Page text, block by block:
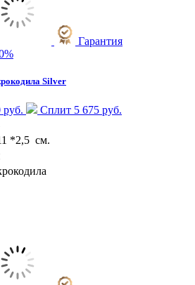
Гарантия
Silver
руб.
Сплит 5 675 руб.
*2,5 см.